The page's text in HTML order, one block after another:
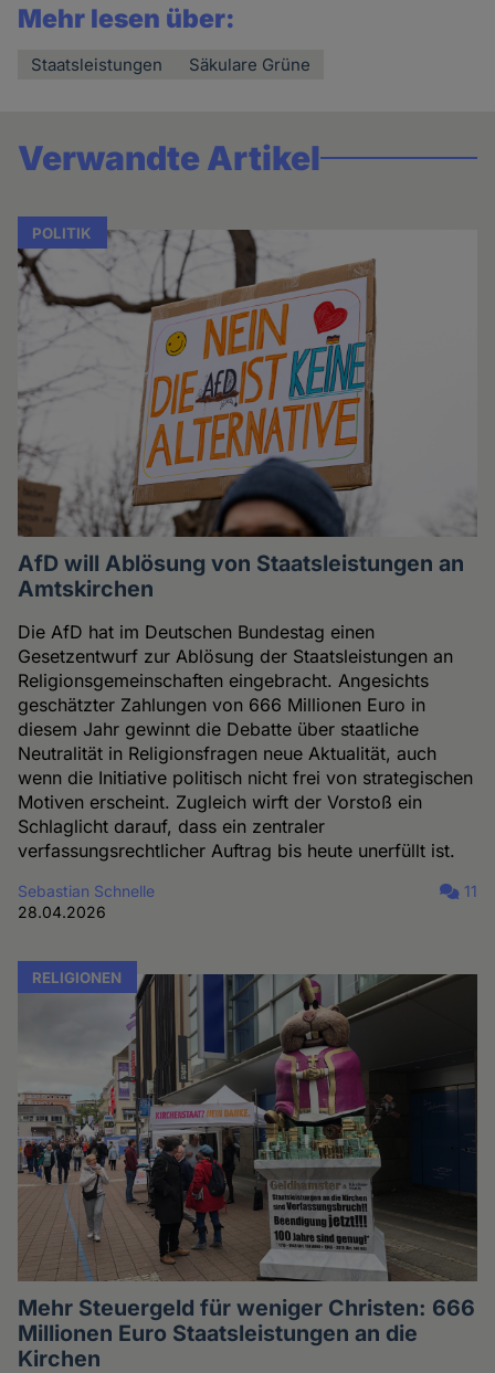
Mehr lesen über:
Staatsleistungen Säkulare Grüne
Verwandte Artikel
POLITIK
AfD will Ablösung von Staatsleistungen an
Amtskirchen
Die AfD hat im Deutschen Bundestag einen
Gesetzentwurf zur Ablösung der Staatsleistungen an
Religionsgemeinschaften eingebracht. Angesichts
geschätzter Zahlungen von 666 Millionen Euro in
diesem Jahr gewinnt die Debatte über staatliche
Neutralität in Religionsfragen neue Aktualität, auch
wenn die Initiative politisch nicht frei von strategischen
Motiven erscheint. Zugleich wirft der Vorstoß ein
Schlaglicht darauf, dass ein zentraler
verfassungsrechtlicher Auftrag bis heute unerfüllt ist.
Sebastian Schnelle
28.04.2026
11
RELIGIONEN
Mehr Steuergeld für weniger Christen: 666
Millionen Euro Staatsleistungen an die
Kirchen